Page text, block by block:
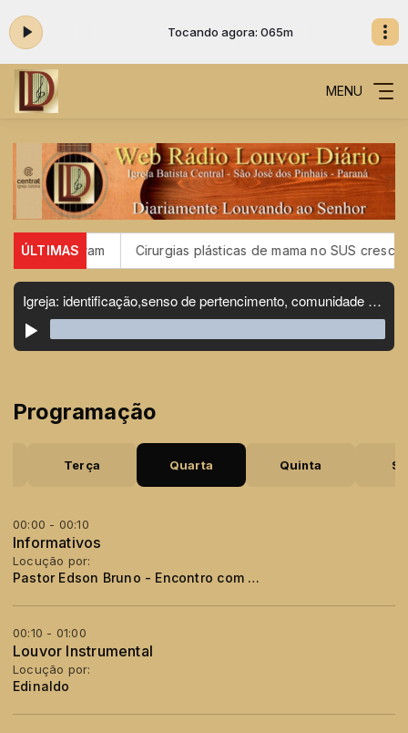
Tocando agora: 065m
MENU
ÚLTIMAS
vacinaram Cirurgias plásticas de mama no SUS crescem
Programação
Terça Quarta Quinta
00:00 - 00:10
Informativos
Locução por:
Pastor Edson Bruno - Encontro com a Palavra
00:10 - 01:00
Louvor Instrumental
Locução por:
Edinaldo